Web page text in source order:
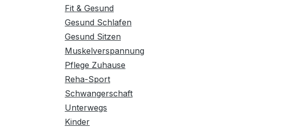
Fit & Gesund
Gesund Schlafen
Gesund Sitzen
Muskelverspannung
Pflege Zuhause
Reha-Sport
Schwangerschaft
Unterwegs
Kinder